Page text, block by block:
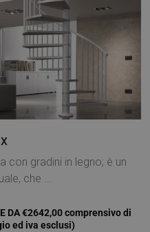
con gradini in legno; è un
che ...
DA €2642,00 comprensivo di
ed iva esclusi)